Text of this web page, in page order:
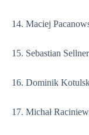
14. Maciej
15. Sebastian Sellner
16. Dominik
17. Michał